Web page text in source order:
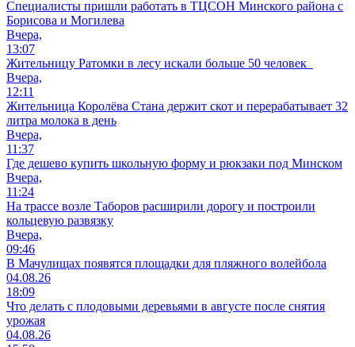
Специалисты пришли работать в ТЦСОН Минского района с
Борисова и Могилева
Вчера,
13:07
Жительницу Ратомки в лесу искали больше 50 человек
Вчера,
12:11
Жительница Королёва Стана держит скот и перерабатывает 32
литра молока в день
Вчера,
11:37
Где дешево купить школьную форму и рюкзаки под Минском
Вчера,
11:24
На трассе возле Таборов расширили дорогу и построили
кольцевую развязку
Вчера,
09:46
В Мачулищах появятся площадки для пляжного волейбола
04.08.26
18:09
Что делать с плодовыми деревьями в августе после снятия
урожая
04.08.26